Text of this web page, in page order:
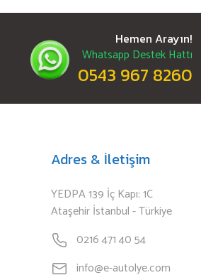
Hemen Arayın!
Whatsapp Destek Hattı
0543 967 8260
Adres & İletişim
YEDPA 139 İç Kapı: 1C
Ataşehir İstanbul - Türkiye
0216 471 40 54
info@e-autolye.com